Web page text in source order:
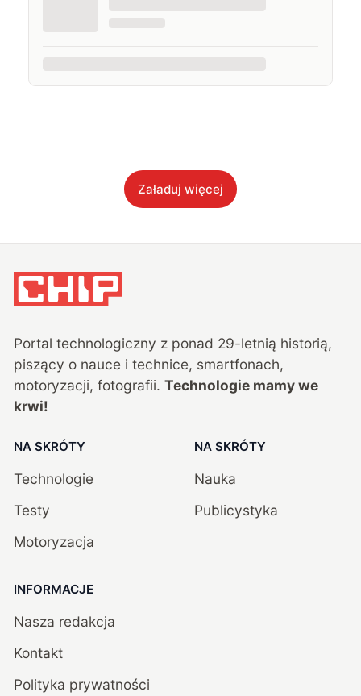
Załaduj więcej
Portal technologiczny z ponad 29-letnią historią,
piszący o nauce i technice, smartfonach,
motoryzacji, fotografii. Technologie mamy we
krwi!
NA SKRÓTY
Technologie
Testy
Motoryzacja
NA SKRÓTY
Nauka
Publicystyka
INFORMACJE
Nasza redakcja
Kontakt
Polityka prywatności